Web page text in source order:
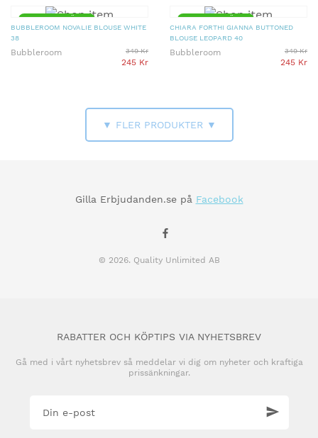
▼ 30% PRISSÄNKT
BUBBLEROOM NOVALIE BLOUSE WHITE
38
Bubbleroom 349 Kr
245 Kr
▼ 30% PRISSÄNKT
CHIARA FORTHI GIANNA BUTTONED
BLOUSE LEOPARD 40
Bubbleroom 349 Kr
245 Kr
▼ FLER PRODUKTER ▼
Gilla Erbjudanden.se på Facebook
© 2026. Quality Unlimited AB
RABATTER OCH KÖPTIPS VIA NYHETSBREV
Gå med i vårt nyhetsbrev så meddelar vi dig om nyheter och kraftiga
prissänkningar.